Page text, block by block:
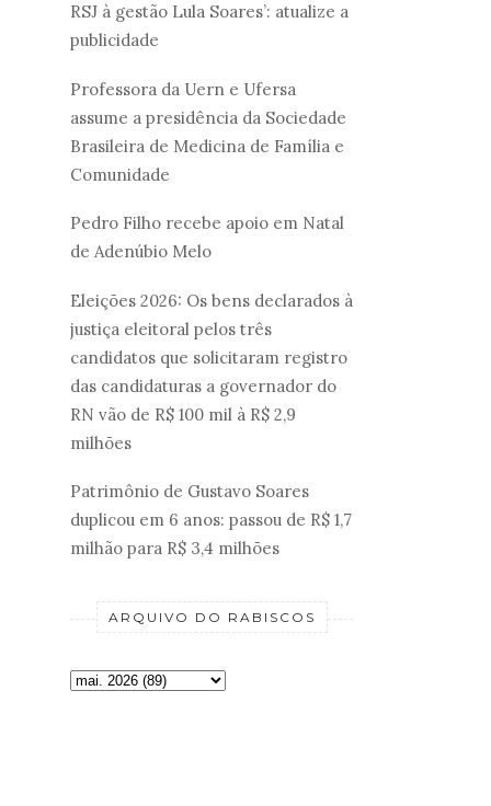
RSJ à gestão Lula Soares’: atualize a
publicidade
Professora da Uern e Ufersa
assume a presidência da Sociedade
Brasileira de Medicina de Família e
Comunidade
Pedro Filho recebe apoio em Natal
de Adenúbio Melo
Eleições 2026: Os bens declarados à
justiça eleitoral pelos três
candidatos que solicitaram registro
das candidaturas a governador do
RN vão de R$ 100 mil à R$ 2,9
milhões
Patrimônio de Gustavo Soares
duplicou em 6 anos: passou de R$ 1,7
milhão para R$ 3,4 milhões
ARQUIVO DO RABISCOS